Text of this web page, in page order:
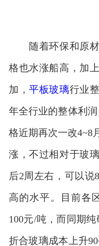
随着环保和原材
格也水涨船高，加
加，平板玻璃行业
年全行业的整体利
格近期再次一改4~8
涨，不过相对于玻
后2周左右，可以
高的水平。目前各
100元/吨，而同期纯
折合玻璃成本上升